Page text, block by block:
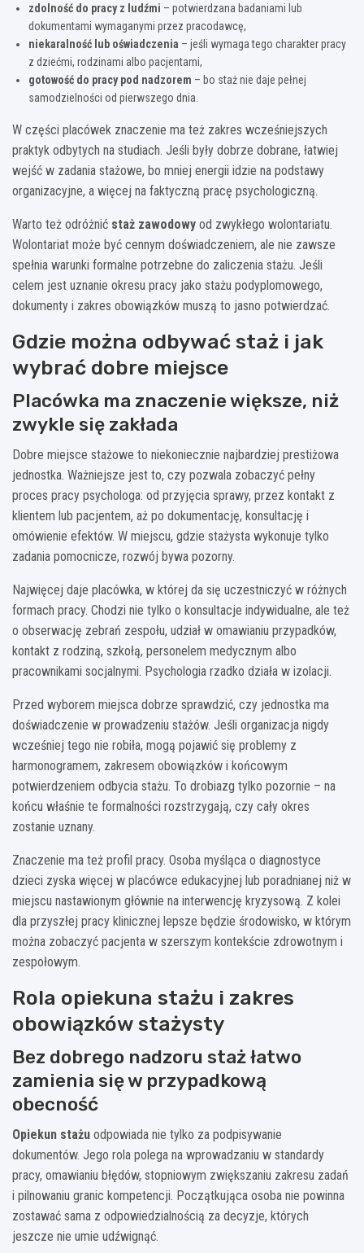
zdolność do pracy z ludźmi – potwierdzana badaniami lub
dokumentami wymaganymi przez pracodawcę,
niekaralność lub oświadczenia – jeśli wymaga tego charakter pracy
z dziećmi, rodzinami albo pacjentami,
gotowość do pracy pod nadzorem – bo staż nie daje pełnej
samodzielności od pierwszego dnia.
W części placówek znaczenie ma też zakres wcześniejszych
praktyk odbytych na studiach. Jeśli były dobrze dobrane, łatwiej
wejść w zadania stażowe, bo mniej energii idzie na podstawy
organizacyjne, a więcej na faktyczną pracę psychologiczną.
Warto też odróżnić staż zawodowy od zwykłego wolontariatu.
Wolontariat może być cennym doświadczeniem, ale nie zawsze
spełnia warunki formalne potrzebne do zaliczenia stażu. Jeśli
celem jest uznanie okresu pracy jako stażu podyplomowego,
dokumenty i zakres obowiązków muszą to jasno potwierdzać.
Gdzie można odbywać staż i jak
wybrać dobre miejsce
Placówka ma znaczenie większe, niż
zwykle się zakłada
Dobre miejsce stażowe to niekoniecznie najbardziej prestiżowa
jednostka. Ważniejsze jest to, czy pozwala zobaczyć pełny
proces pracy psychologa: od przyjęcia sprawy, przez kontakt z
klientem lub pacjentem, aż po dokumentację, konsultację i
omówienie efektów. W miejscu, gdzie stażysta wykonuje tylko
zadania pomocnicze, rozwój bywa pozorny.
Najwięcej daje placówka, w której da się uczestniczyć w różnych
formach pracy. Chodzi nie tylko o konsultacje indywidualne, ale też
o obserwację zebrań zespołu, udział w omawianiu przypadków,
kontakt z rodziną, szkołą, personelem medycznym albo
pracownikami socjalnymi. Psychologia rzadko działa w izolacji.
Przed wyborem miejsca dobrze sprawdzić, czy jednostka ma
doświadczenie w prowadzeniu stażów. Jeśli organizacja nigdy
wcześniej tego nie robiła, mogą pojawić się problemy z
harmonogramem, zakresem obowiązków i końcowym
potwierdzeniem odbycia stażu. To drobiazg tylko pozornie – na
końcu właśnie te formalności rozstrzygają, czy cały okres
zostanie uznany.
Znaczenie ma też profil pracy. Osoba myśląca o diagnostyce
dzieci zyska więcej w placówce edukacyjnej lub poradnianej niż w
miejscu nastawionym głównie na interwencję kryzysową. Z kolei
dla przyszłej pracy klinicznej lepsze będzie środowisko, w którym
można zobaczyć pacjenta w szerszym kontekście zdrowotnym i
zespołowym.
Rola opiekuna stażu i zakres
obowiązków stażysty
Bez dobrego nadzoru staż łatwo
zamienia się w przypadkową
obecność
Opiekun stażu odpowiada nie tylko za podpisywanie
dokumentów. Jego rola polega na wprowadzaniu w standardy
pracy, omawianiu błędów, stopniowym zwiększaniu zakresu zadań
i pilnowaniu granic kompetencji. Początkująca osoba nie powinna
zostawać sama z odpowiedzialnością za decyzje, których
jeszcze nie umie udźwignąć.